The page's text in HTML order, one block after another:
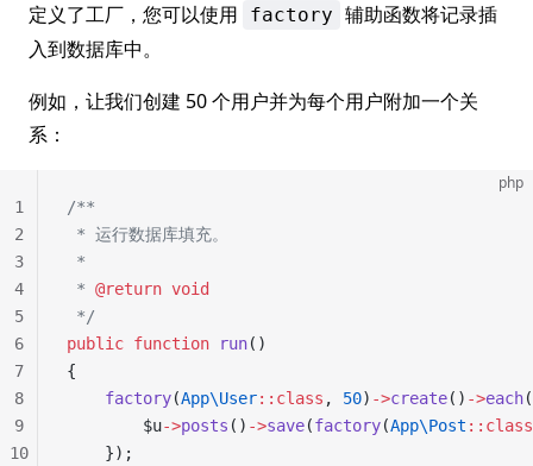
定义了工厂，您可以使用
factory 辅助函数将记录插
入到数据库中。
例如，让我们创建 50 个用户并为每个用户附加一个关
系：
php
/**
* 运行数据库填充。
*
* @return void
*/
public function run()
{
    factory
(App\User::class , 50) ->create() ->each(
        $u
->posts () ->save(factory(App\Post ::class
    });
1
2
3
4
5
6
7
8
9
10